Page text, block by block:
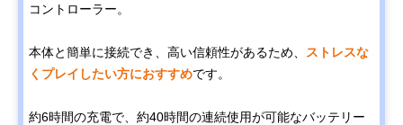
コントローラー。
本体と簡単に接続でき、高い信頼性があるため、
ストレスな
くプレイしたい方におすすめです。
約6時間の充電で、約40時間の連続使用が可能なバッテリー